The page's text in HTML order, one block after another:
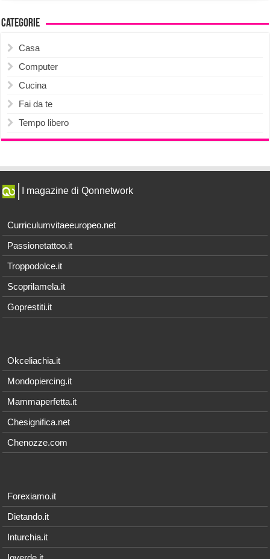
Categorie
Casa
Computer
Cucina
Fai da te
Tempo libero
I magazine di Qonnetwork
Curriculumvitaeeuropeo.net
Passionetattoo.it
Troppodolce.it
Scoprilamela.it
Goprestiti.it
Okceliachia.it
Mondopiercing.it
Mammaperfetta.it
Chesignifica.net
Chenozze.com
Forexiamo.it
Dietando.it
Inturchia.it